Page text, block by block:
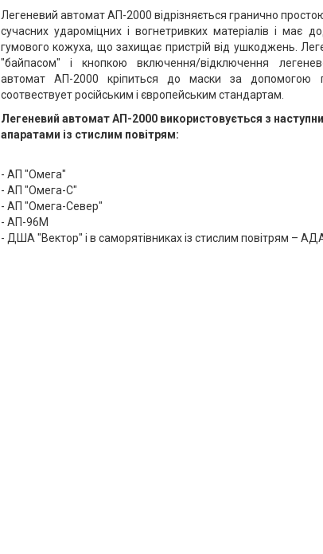
Легеневий автомат АП-2000 відрізняється гранично
сучасних удароміцних і вогнетривких матеріалів і має
гумового кожуха, що захищає пристрій від ушкоджень.
"байпасом" і кнопкою включення/відключення
автомат АП-2000 кріпиться до маски за допомогою
соотвествует російським і європейським стандартам.
Легеневий автомат АП-2000 використовується з
апаратами із стислим повітрям:
- АП "Омега"
- АП "Омега-С"
- АП "Омега-Север"
- АП-96М
- ДША "Вектор" і в саморятівниках із стислим повітрям –